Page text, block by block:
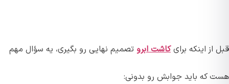
قبل از اینکه برایکاشت ابرو تصمیم نهایی رو بگیری، یه سؤال مهم
هست که باید جوابش رو بدونی: